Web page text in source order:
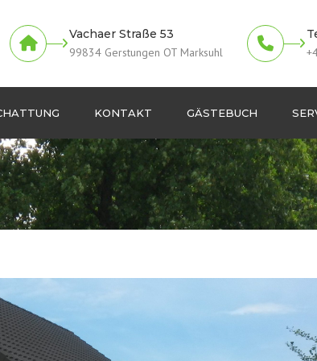
Vachaer Straße 53
99834 Gerstungen OT Marksuhl
KONTAKT GÄSTEBUCH